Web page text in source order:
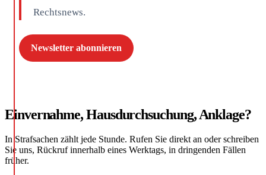
Rechtsnews.
Newsletter abonnieren
Einvernahme, Hausdurchsuchung, Anklage?
In Strafsachen zählt jede Stunde. Rufen Sie direkt an oder schreiben
Sie uns, Rückruf innerhalb eines Werktags, in dringenden Fällen
früher.